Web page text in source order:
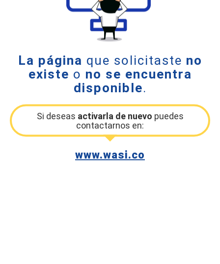
La página que solicitaste no
existe o no se encuentra
disponible.
Si deseas activarla de nuevo puedes
contactarnos en:
www.wasi.co